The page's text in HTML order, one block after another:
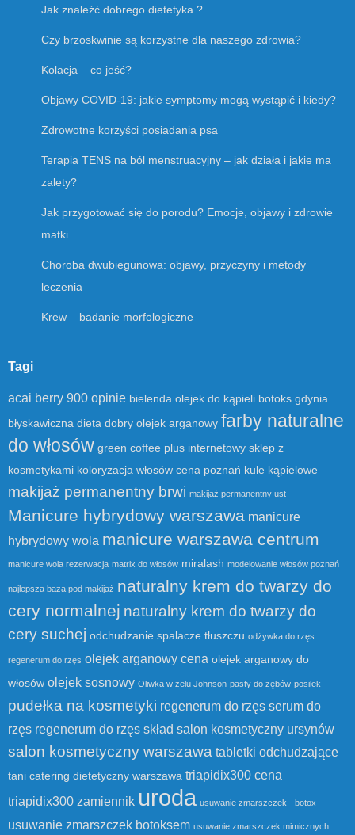
Jak znaleźć dobrego dietetyka ?
Czy brzoskwinie są korzystne dla naszego zdrowia?
Kolacja – co jeść?
Objawy COVID-19: jakie symptomy mogą wystąpić i kiedy?
Zdrowotne korzyści posiadania psa
Terapia TENS na ból menstruacyjny – jak działa i jakie ma
zalety?
Jak przygotować się do porodu? Emocje, objawy i zdrowie
matki
Choroba dwubiegunowa: objawy, przyczyny i metody
leczenia
Krew – badanie morfologiczne
Tagi
acai berry 900 opinie bielenda olejek do kąpieli botoks gdynia
błyskawiczna dieta dobry olejek arganowy farby naturalne
do włosów green coffee plus internetowy sklep z
kosmetykami koloryzacja włosów cena poznań kule kąpielowe
makijaż permanentny brwi makijaż permanentny ust
Manicure hybrydowy warszawa manicure
hybrydowy wola manicure warszawa centrum
manicure wola rezerwacja matrix do włosów miralash modelowanie włosów poznań
najlepsza baza pod makijaż naturalny krem do twarzy do
cery normalnej naturalny krem do twarzy do
cery suchej odchudzanie spalacze tłuszczu odżywka do rzęs
regenerum do rzęs olejek arganowy cena olejek arganowy do
włosów olejek sosnowy Oliwka w żelu Johnson pasty do zębów posiłek
pudełka na kosmetyki regenerum do rzęs serum do
rzęs regenerum do rzęs skład salon kosmetyczny ursynów
salon kosmetyczny warszawa tabletki odchudzające
tani catering dietetyczny warszawa triapidix300 cena
triapidix300 zamiennik uroda usuwanie zmarszczek - botox
usuwanie zmarszczek botoksem usuwanie zmarszczek mimicznych